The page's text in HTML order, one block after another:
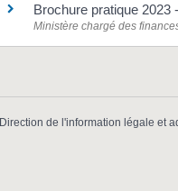
Brochure pratique 2023
Ministère chargé des
Direction de l'information légale et